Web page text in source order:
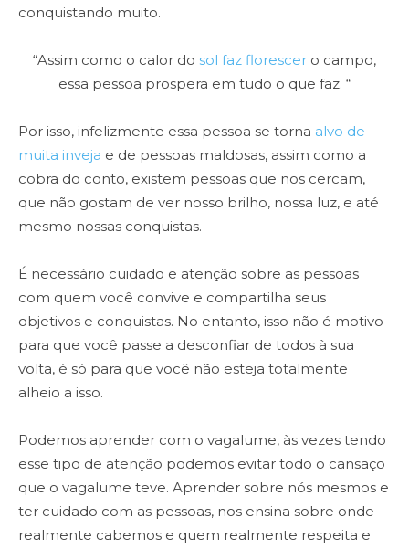
conquistando muito.
“Assim como o calor do sol faz florescer o campo,
essa pessoa prospera em tudo o que faz. “
Por isso, infelizmente essa pessoa se torna alvo de
muita inveja e de pessoas maldosas, assim como a
cobra do conto, existem pessoas que nos cercam,
que não gostam de ver nosso brilho, nossa luz, e até
mesmo nossas conquistas.
É necessário cuidado e atenção sobre as pessoas
com quem você convive e compartilha seus
objetivos e conquistas. No entanto, isso não é motivo
para que você passe a desconfiar de todos à sua
volta, é só para que você não esteja totalmente
alheio a isso.
Podemos aprender com o vagalume, às vezes tendo
esse tipo de atenção podemos evitar todo o cansaço
que o vagalume teve. Aprender sobre nós mesmos e
ter cuidado com as pessoas, nos ensina sobre onde
realmente cabemos e quem realmente respeita e